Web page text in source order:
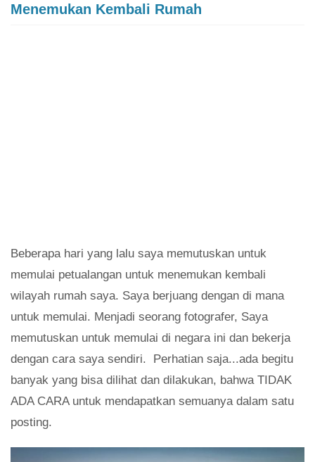
Menemukan Kembali Rumah
Beberapa hari yang lalu saya memutuskan untuk
memulai petualangan untuk menemukan kembali
wilayah rumah saya. Saya berjuang dengan di mana
untuk memulai. Menjadi seorang fotografer, Saya
memutuskan untuk memulai di negara ini dan bekerja
dengan cara saya sendiri. Perhatian saja...ada begitu
banyak yang bisa dilihat dan dilakukan, bahwa TIDAK
ADA CARA untuk mendapatkan semuanya dalam satu
posting.